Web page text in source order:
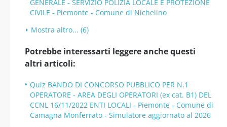
GENERALE - SERVIZIO POLIZIA LOCALE E PROTEZIONE
CIVILE - Piemonte - Comune di Nichelino
Mostra altro... (6)
Potrebbe interessarti leggere anche questi
altri articoli:
Quiz BANDO DI CONCORSO PUBBLICO PER N.1
OPERATORE - AREA DEGLI OPERATORI (ex cat. B1) DEL
CCNL 16/11/2022 ENTI LOCALI - Piemonte - Comune di
Camagna Monferrato - Simulatore aggiornato al 2026